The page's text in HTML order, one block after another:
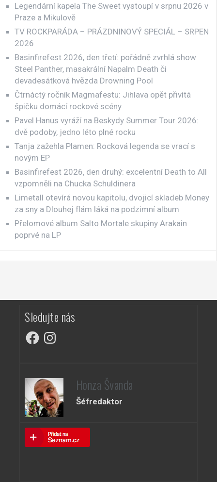
Legendární kapela The Sweet vystoupí v srpnu 2026 v
Praze a Mikulově
TV ROCKPARÁDA – PRÁZDNINOVÝ SPECIÁL – SRPEN
2026
Basinfirefest 2026, den třetí: pořádně zvrhlá show
Steel Panther, masakrální Napalm Death či
devadesátková hvězda Drowning Pool
Čtrnáctý ročník Magmafestu: Jihlava opět přivítá
špičku domácí rockové scény
Pavel Hanus vyráží na Beskydy Summer Tour 2026:
dvě podoby, jedno léto plné rocku
Tanja zažehla Plamen: Rocková legenda se vrací s
novým EP
Basinfirefest 2026, den druhý: excelentní Death to All
vzpomněli na Chucka Schuldinera
Limetall otevírá novou kapitolu, dvojicí skladeb Money
za sny a Dlouhej flám láká na podzimní album
Přelomové album Salto Mortale skupiny Arakain
poprvé na LP
Sledujte nás
FacebookInstagram
Honza Švanda
Šéfredaktor